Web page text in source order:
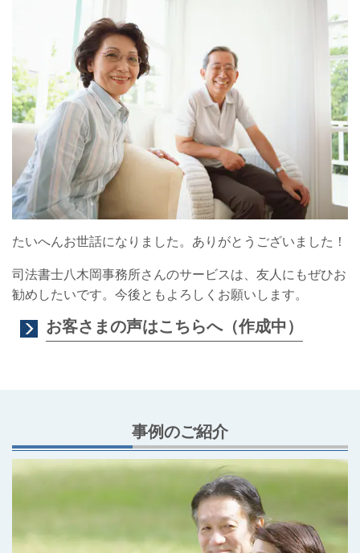
たいへんお世話になりました。ありがとうございました！
司法書士八木岡事務所さんのサービスは、友人にもぜひお
勧めしたいです。今後ともよろしくお願いします。
お客さまの声はこちらへ（作成中）
事例のご紹介